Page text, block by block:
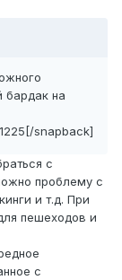
бардак на
snapback]
с
проблему с
и т.д. При
пешеходов и
с